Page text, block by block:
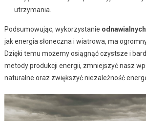
utrzymania.
Podsumowując, wykorzystanie
jak energia słoneczna i wiatrowa, ma
Dzięki temu możemy osiągnąć czystsze i
metody produkcji energii, zmniejszyć nasz
naturalne oraz zwiększyć niezależność